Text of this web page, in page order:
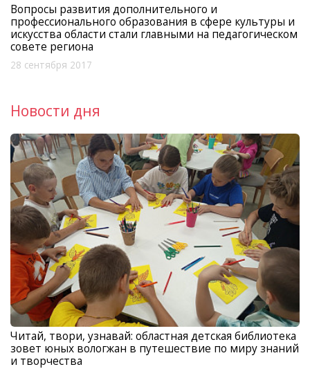
Вопросы развития дополнительного и
профессионального образования в сфере культуры и
искусства области стали главными на педагогическом
совете региона
28 сентября 2017
Новости дня
Читай, твори, узнавай: областная детская библиотека
зовет юных вологжан в путешествие по миру знаний
и творчества